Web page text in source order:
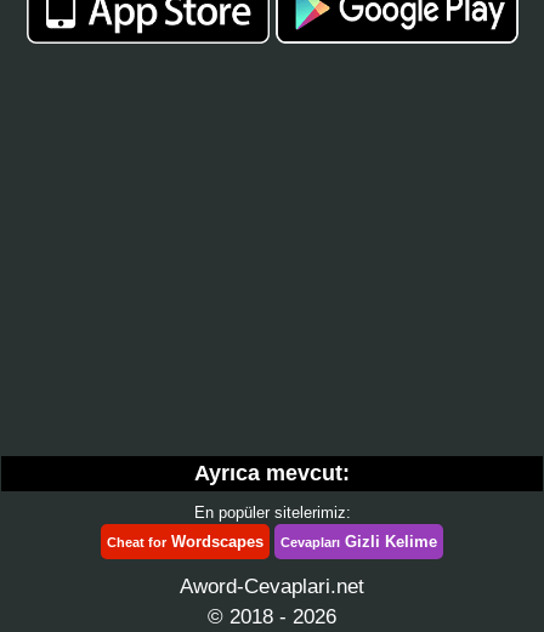
Ayrıca mevcut:
En popüler sitelerimiz:
Cheat forWordscapes Cevapları Gizli Kelime
Aword-Cevaplari.net
© 2018 - 2026